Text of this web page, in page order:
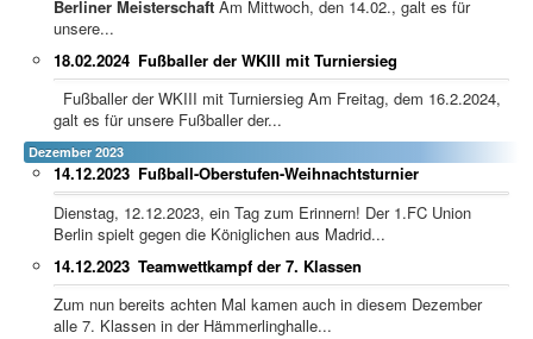
Berliner Meisterschaft Am Mittwoch, den 14.02., galt es für
unsere...
Fußballer der WKIII mit Turniersieg
18.02.2024
Fußballer der WKIII mit Turniersieg Am Freitag, dem 16.2.2024,
galt es für unsere Fußballer der...
Dezember 2023
Fußball-Oberstufen-Weihnachtsturnier
14.12.2023
Dienstag, 12.12.2023, ein Tag zum Erinnern! Der 1.FC Union
Berlin spielt gegen die Königlichen aus Madrid...
Teamwettkampf der 7. Klassen
14.12.2023
Zum nun bereits achten Mal kamen auch in diesem Dezember
alle 7. Klassen in der Hämmerlinghalle...